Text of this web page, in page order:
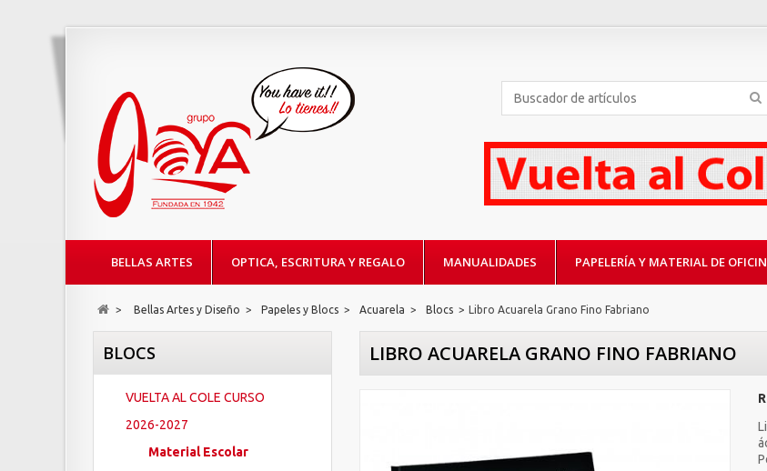
BELLAS ARTES OPTICA, ESCRITURA Y REGALO MANUALIDADES PAPELERÍA Y MATERIAL DE
> Bellas Artes y Diseño > Papeles y Blocs > Acuarela > Blocs > Libro Acuarela Grano Fino Fabriano
BLOCS
VUELTA AL COLE CURSO
2026-2027
Material Escolar
LIBRO ACUARELA GRANO FINO FABRIANO